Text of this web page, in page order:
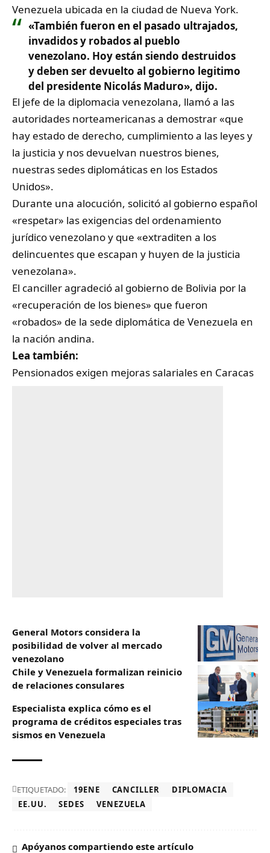
Venezuela ubicada en la ciudad de Nueva York.
«También fueron en el pasado ultrajados,
invadidos y robados al pueblo
venezolano. Hoy están siendo destruidos
y deben ser devuelto al gobierno legitimo
del presidente Nicolás Maduro», dijo.
El jefe de la diplomacia venezolana, llamó a las
autoridades norteamericanas a demostrar «que
hay estado de derecho, cumplimiento a las leyes y
la justicia y nos devuelvan nuestros bienes,
nuestras sedes diplomáticas en los Estados
Unidos».
Durante una alocución, solicitó al gobierno español
«respetar» las exigencias del ordenamiento
jurídico venezolano y que «extraditen a los
delincuentes que escapan y huyen de la justicia
venezolana».
El canciller agradeció al gobierno de Bolivia por la
«recuperación de los bienes» que fueron
«robados» de la sede diplomática de Venezuela en
la nación andina.
Lea también:
Pensionados exigen mejoras salariales en Caracas
General Motors considera la
posibilidad de volver al mercado
venezolano
Chile y Venezuela formalizan reinicio
de relaciones consulares
Especialista explica cómo es el
programa de créditos especiales tras
sismos en Venezuela
ETIQUETADO: 19ENE CANCILLER
DIPLOMACIA
EE.UU.
SEDES VENEZUELA
Apóyanos compartiendo este artículo